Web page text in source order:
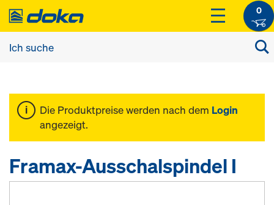
0
Die Produktpreise werden nach dem Login
angezeigt.
Framax-Ausschalspindel I